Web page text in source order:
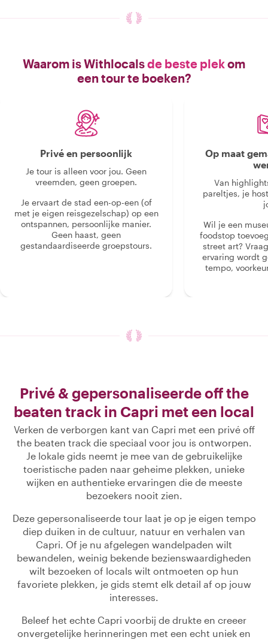
Waarom is Withlocalsde beste plekom
een tour te boeken?
Privé en persoonlijk
Je tour is alleen voor jou. Geen
vreemden, geen groepen.
Je ervaart de stad een-op-een (of
met je eigen reisgezelschap) op een
ontspannen, persoonlijke manier.
Geen haast, geen
gestandaardiseerde groepstours.
Op maat
Van
pareltjes, je
Wil je een
foodstop
street art?
ervaring wordt
tempo,
Privé & gepersonaliseerde off the
beaten track in Capri met een local
Verken de verborgen kant van Capri met een privé off
the beaten track die speciaal voor jou is ontworpen.
Je lokale gids neemt je mee van de gebruikelijke
toeristische paden naar geheime plekken, unieke
wijken en authentieke ervaringen die de meeste
bezoekers nooit zien.
Deze gepersonaliseerde tour laat je op je eigen tempo
diep duiken in de cultuur, natuur en verhalen van
Capri. Of je nu afgelegen wandelpaden wilt
bewandelen, weinig bekende bezienswaardigheden
wilt bezoeken of locals wilt ontmoeten op hun
favoriete plekken, je gids stemt elk detail af op jouw
interesses.
Beleef het echte Capri voorbij de drukte en creeer
onvergetelijke herinneringen met een echt uniek en